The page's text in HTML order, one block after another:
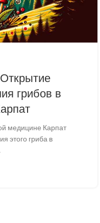
грибов в
медицине Карпат
этого гриба в